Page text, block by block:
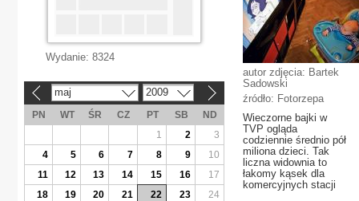
autor zdjęcia: Bartek
Sadowski
źródło: Fotorzepa
Wieczorne bajki w
TVP ogląda
codziennie średnio pół
miliona dzieci. Tak
liczna widownia to
łakomy kąsek dla
komercyjnych stacji
Wydanie: 8324
maj 2009
PN WT ŚR CZ PT SB
ND
1
2
3
4
5 6 7 8 9
10
11
12 13 14 15 16
17
18
19 20 21 22 23
24